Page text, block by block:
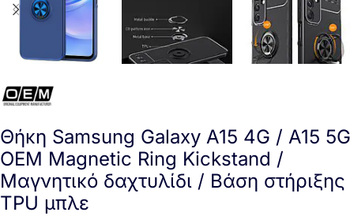
Θήκη Samsung Galaxy A15 4G / A15 5G
OEM Magnetic Ring Kickstand /
Μαγνητικό δαχτυλίδι / Βάση στήριξης
TPU μπλε